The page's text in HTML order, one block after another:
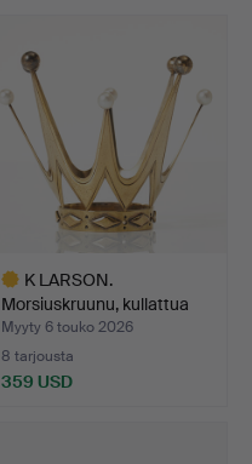
K LARSON.
Morsiuskruunu, kullattua
hopeaa,…
Myyty 6 touko 2026
8 tarjousta
359 USD